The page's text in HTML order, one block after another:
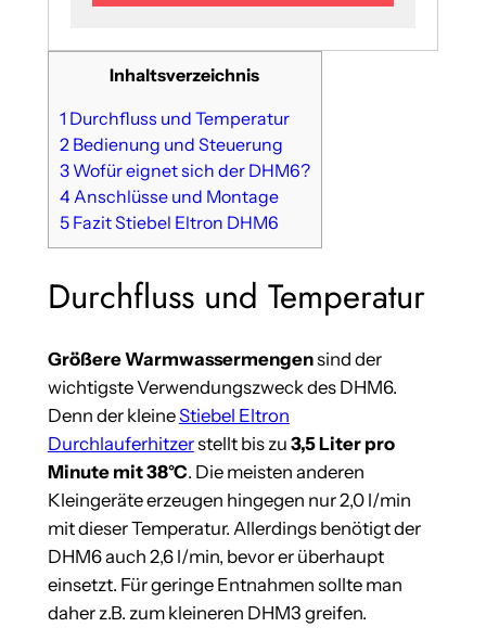
Inhaltsverzeichnis
1 Durchfluss und Temperatur
2Bedienung und Steuerung
3Wofür eignet sich der DHM6?
4 Anschlüsse und Montage
5Fazit Stiebel Eltron DHM6
Durchfluss und Temperatur
Größere Warmwassermengensind der
wichtigste Verwendungszweck des DHM6.
Denn der kleineStiebel Eltron
Durchlauferhitzerstellt bis zu 3,5 Liter pro
Minute mit 38°C. Die meisten anderen
Kleingeräte erzeugen hingegen nur 2,0 l/min
mit dieser Temperatur. Allerdings benötigt der
DHM6 auch 2,6 l/min, bevor er überhaupt
einsetzt. Für geringe Entnahmen sollte man
daher z.B. zum kleineren DHM3 greifen.